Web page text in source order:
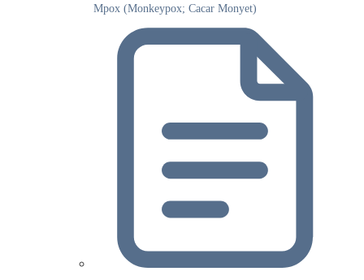
Mpox (Monkeypox; Cacar Monyet)